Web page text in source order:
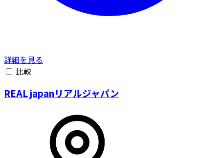
詳細を見る
比較
REAL japanリアルジャパン